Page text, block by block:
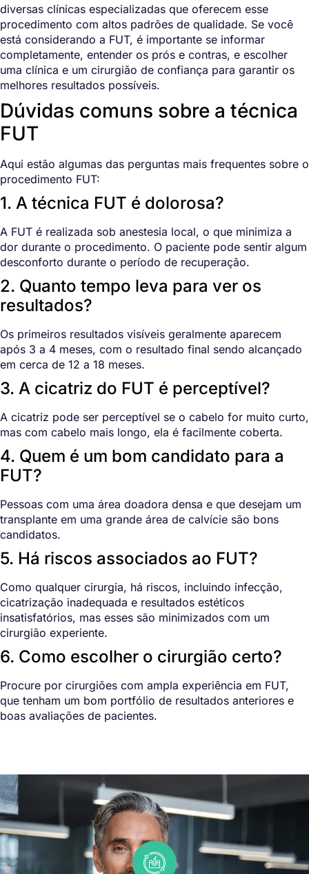
diversas clínicas especializadas que oferecem esse
procedimento com altos padrões de qualidade. Se você
está considerando a FUT, é importante se informar
completamente, entender os prós e contras, e escolher
uma clínica e um cirurgião de confiança para garantir os
melhores resultados possíveis.
Dúvidas comuns sobre a técnica
FUT
Aqui estão algumas das perguntas mais frequentes sobre o
procedimento FUT:
1. A técnica FUT é dolorosa?
A FUT é realizada sob anestesia local, o que minimiza a
dor durante o procedimento. O paciente pode sentir algum
desconforto durante o período de recuperação.
2. Quanto tempo leva para ver os
resultados?
Os primeiros resultados visíveis geralmente aparecem
após 3 a 4 meses, com o resultado final sendo alcançado
em cerca de 12 a 18 meses.
3. A cicatriz do FUT é perceptível?
A cicatriz pode ser perceptível se o cabelo for muito curto,
mas com cabelo mais longo, ela é facilmente coberta.
4. Quem é um bom candidato para a
FUT?
Pessoas com uma área doadora densa e que desejam um
transplante em uma grande área de calvície são bons
candidatos.
5. Há riscos associados ao FUT?
Como qualquer cirurgia, há riscos, incluindo infecção,
cicatrização inadequada e resultados estéticos
insatisfatórios, mas esses são minimizados com um
cirurgião experiente.
6. Como escolher o cirurgião certo?
Procure por cirurgiões com ampla experiência em FUT,
que tenham um bom portfólio de resultados anteriores e
boas avaliações de pacientes.